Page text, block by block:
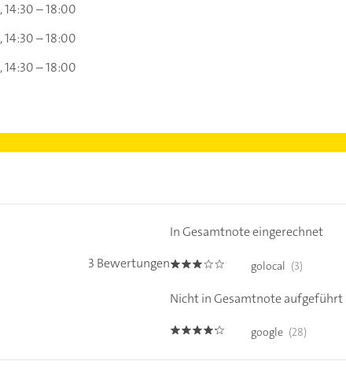
14:30 – 18:00
14:30 – 18:00
14:30 – 18:00
3 Bewertungen
In Gesamtnote eingerechnet
3.0 golocal (3)
Nicht in Gesamtnote aufgeführt
4.1 google (28)